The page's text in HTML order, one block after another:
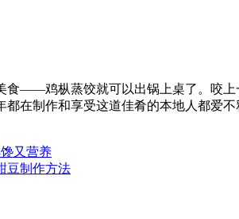
食——鸡枞蒸饺就可以出锅上桌了。咬
在制作和享受这道佳肴的本地人都爱
又营养
豆制作方法